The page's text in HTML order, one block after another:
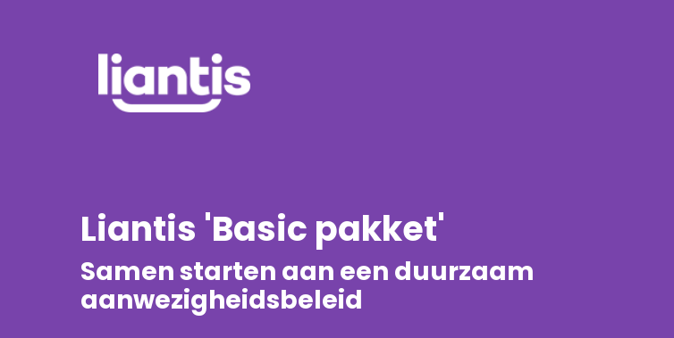
Liantis 'Basic pakket'
Samen starten aan een duurzaam
aanwezigheidsbeleid